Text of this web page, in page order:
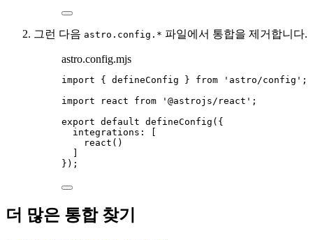
그런 다음 astro.config.* 파일에서 통합을 제거합니다.
astro.config.mjs
import { defineConfig } from ' astro/config ' ;
import react from ' @astrojs/react ' ;
export default defineConfig ({
integrations: [
react ()
]
});
더 많은 통합 찾기